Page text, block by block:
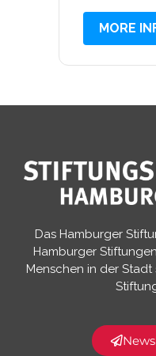
MORE
Das Hamburger
Hamburger
Menschen in der